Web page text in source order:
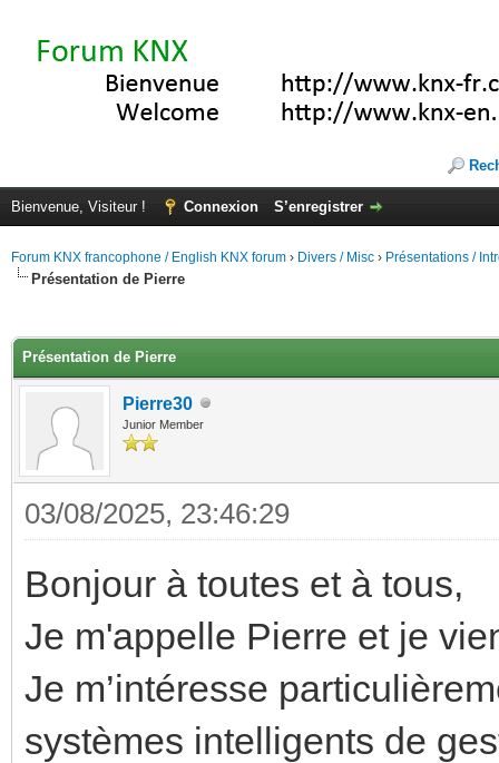
Bienvenue, Visiteur ! Connexion S’enregistrer
Forum KNX francophone / English KNX forum › Divers / Misc › Présentations /
Présentation de Pierre
Présentation de Pierre
Pierre30
Junior Member
03/08/2025, 23:46:29
Bonjour à toutes et à tous,
Je m'appelle Pierre et je
Je m’intéresse
systèmes intelligents de